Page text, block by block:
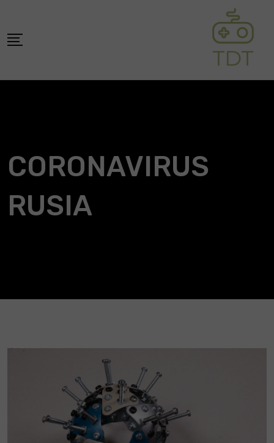
content
CORONAVIRUS
RUSIA